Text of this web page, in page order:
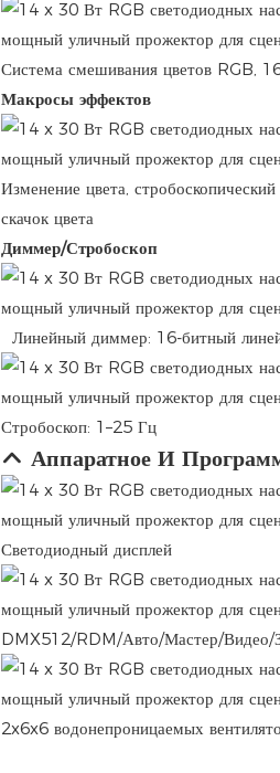
Система смешивания цветов RGB,
Макросы эффектов
Изменение цвета,
скачок цвета
Диммер/Стробоскоп
Линейный диммер: 16-битный
Стробоскоп: 1–25 Гц
Аппаратное И
Светодиодный дисплей
DMX512/RDM/Авто/Мастер/Видео/
2x6x6 водонепроницаемых